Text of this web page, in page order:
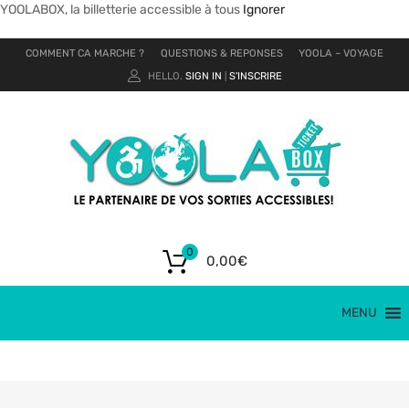
YOOLABOX, la billetterie accessible à tous Ignorer
COMMENT CA MARCHE ? QUESTIONS & REPONSES
YOOLA – VOYAGE
HELLO. SIGN IN S'INSCRIRE
0,00€
0
MENU